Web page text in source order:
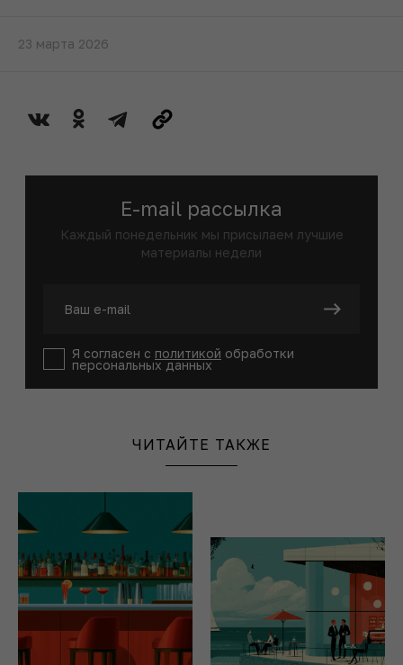
23 марта 2026
E-mail рассылка
Каждый понедельник мы присылаем лучшие
материалы недели
Я согласен с политикой обработки
персональных данных
ЧИТАЙТЕ ТАКЖЕ